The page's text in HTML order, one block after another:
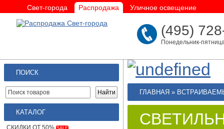
Свет-города Распродажа Уличное освещение
(495)
Понедельник-
ПОИСК
КАТАЛОГ
СКИДКИ ОТ 50% SALE
ГЛАВНАЯ »